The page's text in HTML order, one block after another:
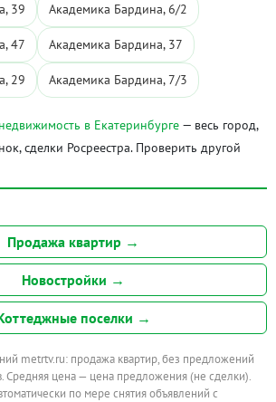
39 Академика Бардина, 6/2
47 Академика Бардина, 37
29 Академика Бардина, 7/3
в Екатеринбурге — весь город,
сделки Росреестра. Проверить другой
Продажа квартир →
Новостройки →
поселки →
metrtv.ru: продажа квартир, без предложений
Средняя цена — цена предложения (не сделки).
по мере снятия объявлений с